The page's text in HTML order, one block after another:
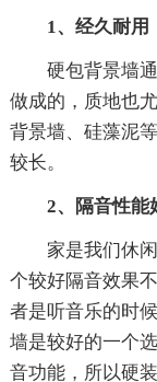
1、经久耐用
硬包背景墙
做成的，质地也
背景墙、硅藻泥
较长。
2、隔音性能
家是我们休
个较好隔音效果
者是听音乐的时
墙是较好的一个
音功能，所以硬